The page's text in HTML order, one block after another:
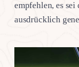
empfehlen, es
ausdrücklich